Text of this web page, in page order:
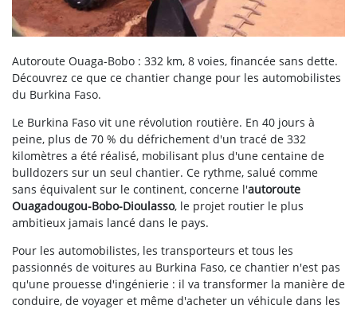
Autoroute Ouaga-Bobo : 332 km, 8 voies, financée sans dette.
Découvrez ce que ce chantier change pour les automobilistes
du Burkina Faso.
Le Burkina Faso vit une révolution routière. En 40 jours à
peine, plus de 70 % du défrichement d'un tracé de 332
kilomètres a été réalisé, mobilisant plus d'une centaine de
bulldozers sur un seul chantier. Ce rythme, salué comme
sans équivalent sur le continent, concerne l'autoroute
Ouagadougou-Bobo-Dioulasso, le projet routier le plus
ambitieux jamais lancé dans le pays.
Pour les automobilistes, les transporteurs et tous les
passionnés de voitures au Burkina Faso, ce chantier n'est pas
qu'une prouesse d'ingénierie : il va transformer la manière de
conduire, de voyager et même d'acheter un véhicule dans les